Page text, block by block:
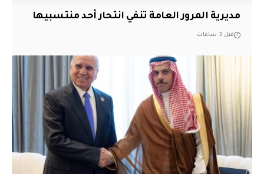
مديرية المرور العامة تنفي انتحار أحد منتسبيها
قبل 3 ساعات